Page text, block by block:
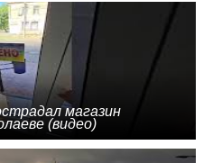
магазин
(видео)